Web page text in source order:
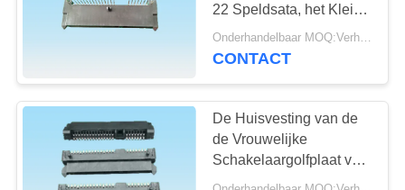
22 Speldsata, het Kleine
SATA-Type van
Schakelaarsmt
Onderhandelbaar MOQ:Verhandelbaar
CONTACT
De Huisvesting van de
de Vrouwelijke
Schakelaargolfplaat van
premiesata voor SATA-